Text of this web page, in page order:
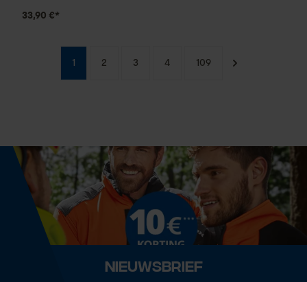
33,90 €*
1 2 3 4 109
Nieuwsbrief